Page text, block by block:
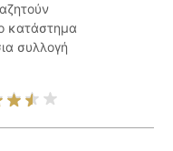
κατάστημα
συλλογή